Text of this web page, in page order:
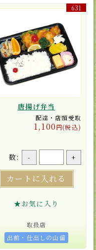
631
唐揚げ弁当
配達・店頭受取
1,100円(税込)
数: - +
カートに入れる
★お気に入り
取扱店
出前・仕出しの山留